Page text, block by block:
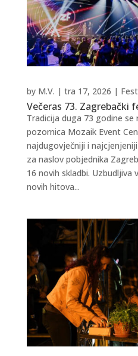
Večeras 73. Zagrebački
by M.V. | tra 17, 2026 |
Tradicija duga 73 godine se
pozornica Mozaik Event
najdugovječniji i
za naslov pobjednika
16 novih skladbi. Uzbudljiva
novih hitova...